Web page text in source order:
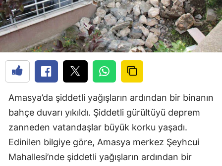
Amasya’da şiddetli yağışların ardından bir binanın
bahçe duvarı yıkıldı. Şiddetli gürültüyü deprem
zanneden vatandaşlar büyük korku yaşadı.
Edinilen bilgiye göre, Amasya merkez Şeyhcui
Mahallesi’nde şiddetli yağışların ardından bir